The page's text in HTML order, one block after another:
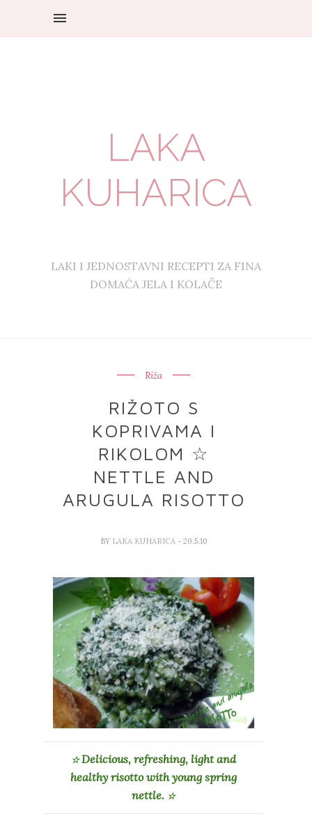
LAKA
KUHARICA
LAKI I JEDNOSTAVNI RECEPTI ZA FINA
DOMAĆA JELA I KOLAČE
Riža
RIŽOTO S
KOPRIVAMA I
RIKOLOM ☆
NETTLE AND
ARUGULA RISOTTO
BY LAKA KUHARICA - 20.5.10
☆Delicious, refreshing, light and
healthy risotto with young spring
nettle. ☆